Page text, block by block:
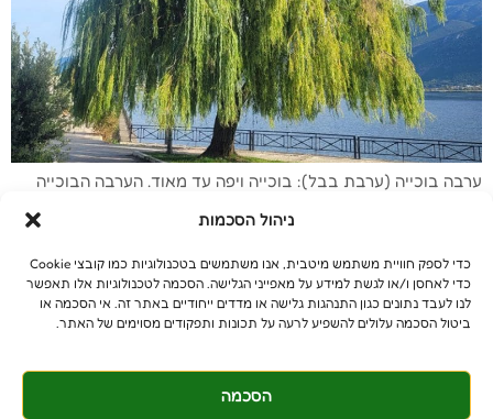
ניהול הסכמות
כדי לספק חוויית משתמש מיטבית, אנו משתמשים בטכנולוגיות כמו קובצי Cookie
כדי לאחסן ו/או לגשת למידע על מאפייני הגלישה. הסכמה לטכנולוגיות אלו תאפשר
לנו לעבד נתונים כגון התנהגות גלישה או מדדים ייחודיים באתר זה. אי הסכמה או
ביטול הסכמה עלולים להשפיע לרעה על תכונות ותפקודים מסוימים של האתר.
הסכמה
ערבה בוכייה (ערבת בבל): בוכייה ויפה עד מאוד. הערבה הבוכייה
ענפיו הדקים והארוכים המתנועעים ברוח כאילו הם בוכים. נופה
הגיע אלינו מסין ונפוצה כיום ברחבי העולם כולו. גובה 10-15 מטרים,
קוטר של 8-12 מטרים עץ […]
© כל הזכויות שמורות